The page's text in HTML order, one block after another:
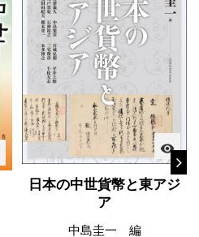
visibility
日本の中世貨幣と東アジ
ア
中島圭一 編